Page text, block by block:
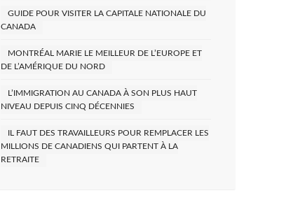
GUIDE POUR VISITER LA CAPITALE NATIONALE DU
CANADA
MONTRÉAL MARIE LE MEILLEUR DE L’EUROPE ET
DE L’AMÉRIQUE DU NORD
L’IMMIGRATION AU CANADA À SON PLUS HAUT
NIVEAU DEPUIS CINQ DÉCENNIES
IL FAUT DES TRAVAILLEURS POUR REMPLACER LES
MILLIONS DE CANADIENS QUI PARTENT À LA
RETRAITE